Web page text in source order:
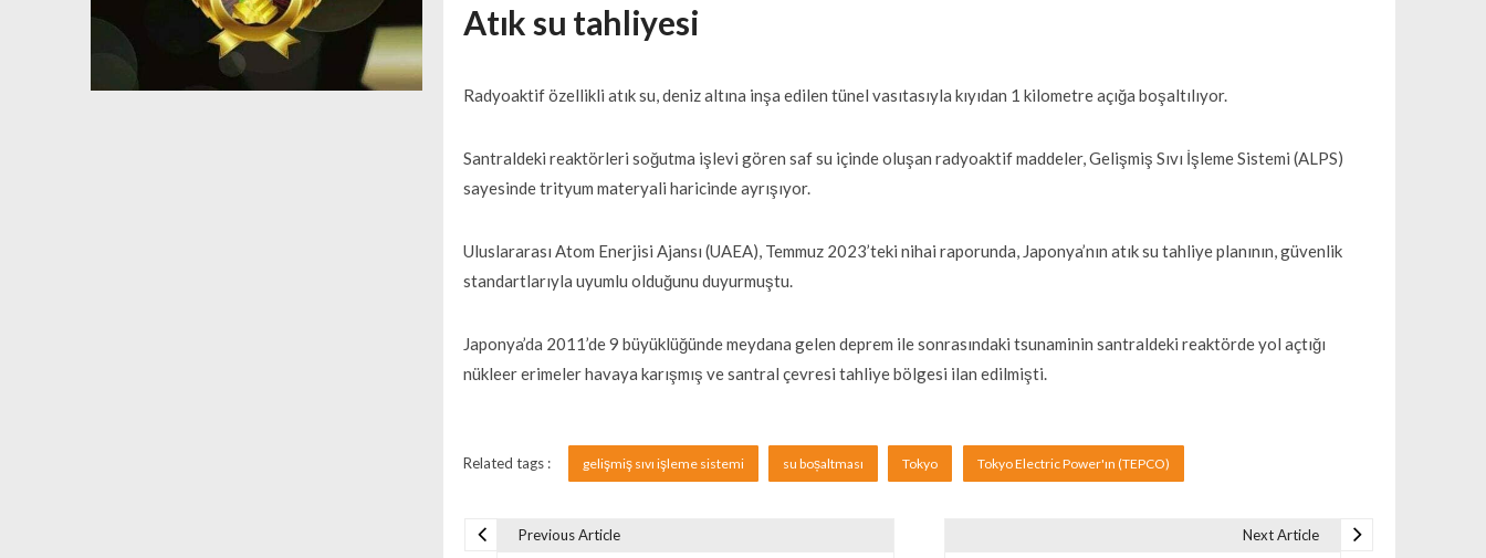
Atık su tahliyesi
Radyoaktif özellikli atık su, deniz altına inşa edilen tünel vasıtasıyla kıyıdan 1 kilometre açığa boşaltılıyor.
Santraldeki reaktörleri soğutma işlevi gören saf su içinde oluşan radyoaktif maddeler, Gelişmiş Sıvı İşleme Sistemi (ALPS)
sayesinde trityum materyali haricinde ayrışıyor.
Uluslararası Atom Enerjisi Ajansı (UAEA), Temmuz 2023’teki nihai raporunda, Japonya’nın atık su tahliye planının, güvenlik
standartlarıyla uyumlu olduğunu duyurmuştu.
Japonya’da 2011’de 9 büyüklüğünde meydana gelen deprem ile sonrasındaki tsunaminin santraldeki reaktörde yol açtığı
nükleer erimeler havaya karışmış ve santral çevresi tahliye bölgesi ilan edilmişti.
Related tags : gelişmiş sıvı işleme sistemi su boșaltması Tokyo Tokyo Electric Power'ın (TEPCO)
Previous Article Next Article